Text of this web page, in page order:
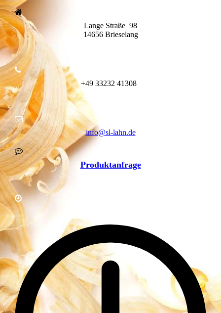
Lange Straße 98
14656 Brieselang
+49 33232 41308
info@sl-lahn.de
Produktanfrage